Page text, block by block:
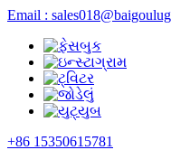
Email :
+86 15350615781